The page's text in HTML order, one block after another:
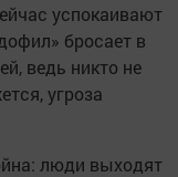
успокаивают
бросает в
ведь никто не
угроза
люди выходят